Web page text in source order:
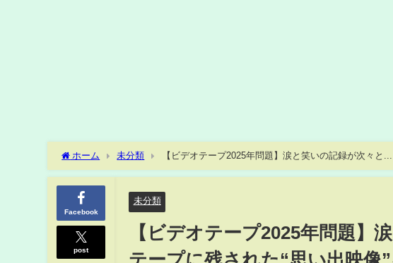
ホーム 未分類
【ビデオテープ2025年問題】涙と笑いの記録が次々と
集』
Facebook
post
未分類
【ビデオテープ2025年問題】
テープに残された“思い出映像